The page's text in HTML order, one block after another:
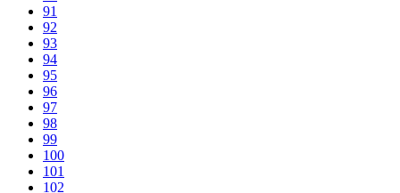
91
92
93
94
95
96
97
98
99
100
101
102